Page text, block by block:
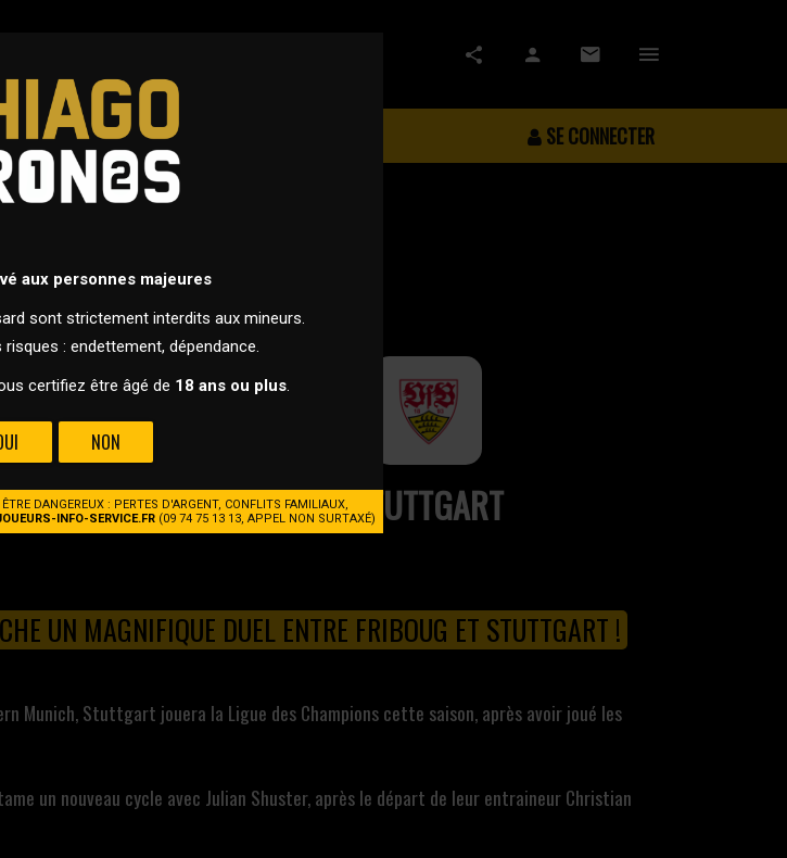
SE CONNECTER
DEVENIR MEMBRE
2024 À 15H30
VS
STUTTGART
UN MAGNIFIQUE DUEL ENTRE FRIBOUG ET STUTTGART !
Munich, Stuttgart jouera la Ligue des Champions cette saison, après avoir joué les
un nouveau cycle avec Julian Shuster, après le départ de leur entraineur Christian
aux personnes majeures
sont strictement interdits aux mineurs.
: endettement, dépendance.
certifiez être âgé de 18 ans ou plus.
NON
DANGEREUX : PERTES D'ARGENT, CONFLITS FAMILIAUX,
INFO-SERVICE.FR (09 74 75 13 13, APPEL NON SURTAXÉ)